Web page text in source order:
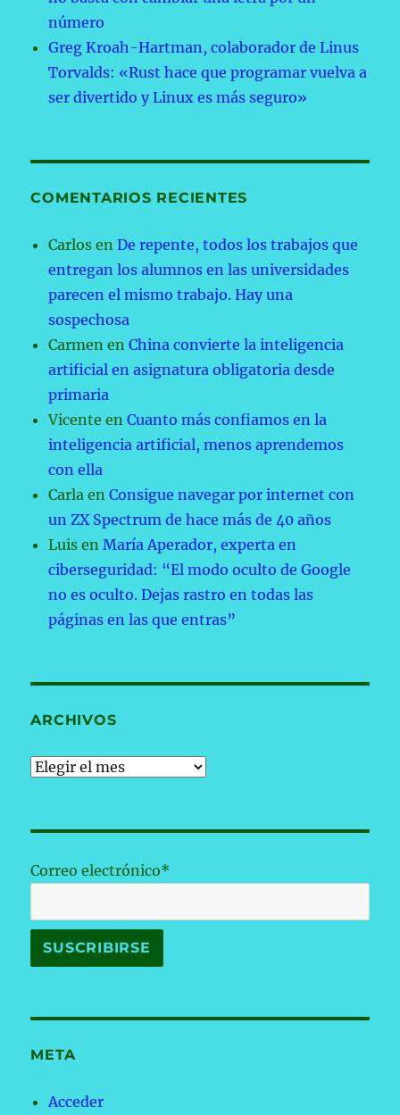
número
Greg Kroah-Hartman, colaborador de Linus
Torvalds: «Rust hace que programar vuelva a
ser divertido y Linux es más seguro»
COMENTARIOS RECIENTES
Carlos enDe repente, todos los trabajos que
entregan los alumnos en las universidades
parecen el mismo trabajo. Hay una
sospechosa
Carmen enChina convierte la inteligencia
artificial en asignatura obligatoria desde
primaria
Vicente enCuanto más confiamos en la
inteligencia artificial, menos aprendemos
con ella
Carla enConsigue navegar por internet con
un ZX Spectrum de hace más de 40 años
Luis enMaría Aperador, experta en
ciberseguridad: “El modo oculto de Google
no es oculto. Dejas rastro en todas las
páginas en las que entras”
ARCHIVOS
Archivos
Correo electrónico*
META
Acceder